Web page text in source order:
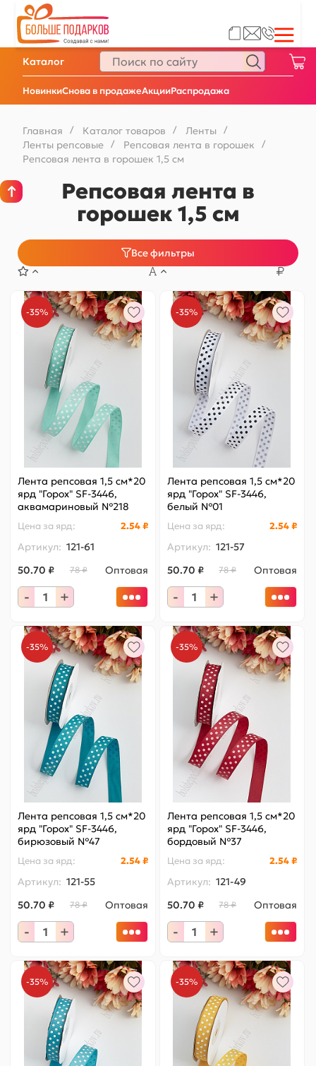
НовинкиСнова в продажеАкцииРаспродажа
Каталог
Главная / Каталог товаров / Ленты /
Ленты репсовые / Репсовая лента в горошек /
Репсовая лента в горошек 1,5 см
Репсовая лента в
горошек 1,5 см
Все фильтры
-35%
Лента репсовая 1,5 см*20
ярд "Горох" SF-3446,
аквамариновый №218
Цена за ярд: 2.54 ₽
Артикул: 121-61
50.70 ₽
78 ₽ Оптовая
- +
-35%
Лента репсовая 1,5 см*20
ярд "Горох" SF-3446,
белый №01
Цена за ярд: 2.54 ₽
Артикул: 121-57
50.70 ₽
78 ₽ Оптовая
- +
-35%
Лента репсовая 1,5 см*20
ярд "Горох" SF-3446,
бирюзовый №47
Цена за ярд: 2.54 ₽
Артикул: 121-55
50.70 ₽
78 ₽ Оптовая
- +
-35%
Лента репсовая 1,5 см*20
ярд "Горох" SF-3446,
бордовый №37
Цена за ярд: 2.54 ₽
Артикул: 121-49
50.70 ₽
78 ₽ Оптовая
- +
-35% -35%